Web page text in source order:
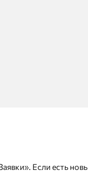
Если есть